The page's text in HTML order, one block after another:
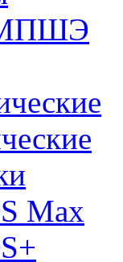
Max